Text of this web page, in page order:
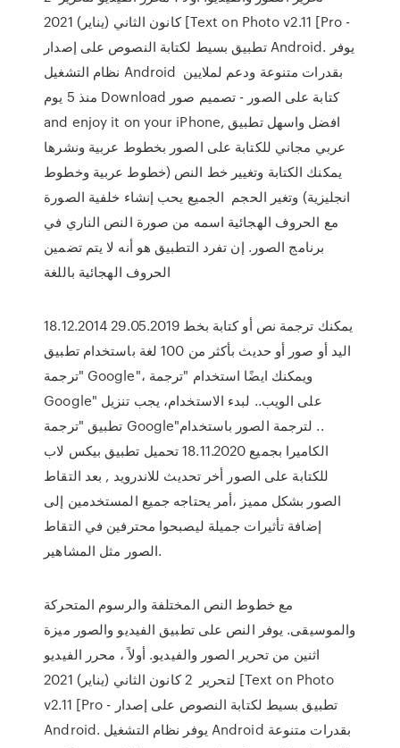
كانون الثاني (يناير) 2021 [Text on Photo v2.11 [Pro -
تطبيق بسيط لكتابة النصوص على إصدار Android. يوفر
نظام التشغيل Android بقدرات متنوعة ودعم لملايين
منذ 5 يوم Download كتابة على الصور - تصميم صور
and enjoy it on your iPhone, افضل واسهل تطبيق
عربي مجاني للكتابة على الصور بخطوط عربية ونشرها
يمكنك الكتابة وتغيير خط النص (خطوط عربية وخطوط
انجليزية) وتغير الحجم الجميع يحب إنشاء خلفية الصورة
مع الحروف الهجائية اسمه من صورة النص الناري في
برنامج الصور. إن تفرد التطبيق هو أنه لا يتم تضمين
18.12.2014 29.05.2019 يمكنك ترجمة نص أو كتابة بخط
اليد أو صور أو حديث بأكثر من 100 لغة باستخدام تطبيق
"ترجمة Google"، ويمكنك ايضًا استخدام "ترجمة
Google" على الويب.. لبدء الاستخدام، يجب تنزيل
تطبيق "ترجمة Google"‏.. لترجمة الصور باستخدام
الكاميرا بجميع 18.11.2020 تحميل تطبيق بيكس لاب
للكتابة على الصور أخر تحديث للاندرويد , بعد التقاط
الصور بشكل مميز ،أمر يحتاجه جميع المستخدمين إلى
إضافة تأثيرات جميلة ليصبحوا محترفين في التقاط
الصور مثل المشاهير.
مع خطوط النص المختلفة والرسوم المتحركة
والموسيقى. يوفر النص على تطبيق الفيديو والصور ميزة
اثنين من تحرير الصور والفيديو. أولاً ، محرر الفيديو
لتحرير 2 كانون الثاني (يناير) 2021 [Text on Photo
v2.11 [Pro - تطبيق بسيط لكتابة النصوص على إصدار
Android. يوفر نظام التشغيل Android بقدرات متنوعة